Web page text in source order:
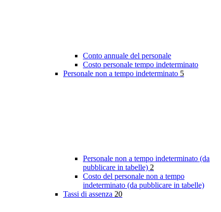
Conto annuale del personale
Costo personale tempo indeterminato
Personale non a tempo indeterminato 5
Personale non a tempo indeterminato (da
pubblicare in tabelle) 2
Costo del personale non a tempo
indeterminato (da pubblicare in tabelle)
Tassi di assenza 20